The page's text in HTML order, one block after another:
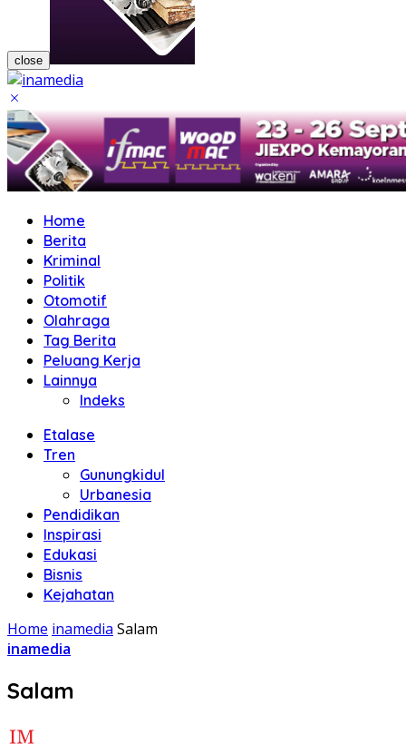
close
Home
Berita
Kriminal
Politik
Otomotif
Olahraga
Tag Berita
Peluang Kerja
Lainnya
Indeks
Etalase
Tren
Gunungkidul
Urbanesia
Pendidikan
Inspirasi
Edukasi
Bisnis
Kejahatan
Home inamedia Salam
inamedia
Salam